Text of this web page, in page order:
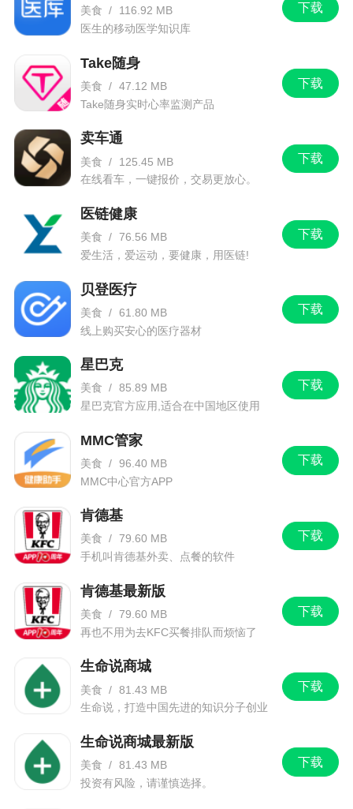
下载
美食 /
116.92 MB
医生的移动医学知识库
下载
Take随身
美食 / 47.12 MB
Take随身实时心率监测产品
下载
卖车通
美食 /
125.45 MB
在线看车，一键报价，交易更放心。
下载
医链健康
美食 / 76.56 MB
爱生活，爱运动，要健康，用医链!
下载
贝登医疗
美食 / 61.80 MB
线上购买安心的医疗器材
下载
星巴克
美食 / 85.89 MB
星巴克官方应用,适合在中国地区使用
下载
MMC管家
美食 / 96.40 MB
MMC中心官方APP
下载
肯德基
美食 / 79.60 MB
手机叫肯德基外卖、点餐的软件
下载
肯德基最新版
美食 / 79.60 MB
再也不用为去KFC买餐排队而烦恼了
下载
生命说商城
美食 / 81.43 MB
生命说，打造中国先进的知识分子创业
下载
生命说商城最新版
美食 / 81.43 MB
投资有风险，请谨慎选择。